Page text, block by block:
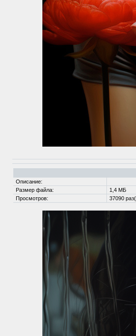
Описание:
Размер файла:
1,4 МБ
Просмотров:
37090